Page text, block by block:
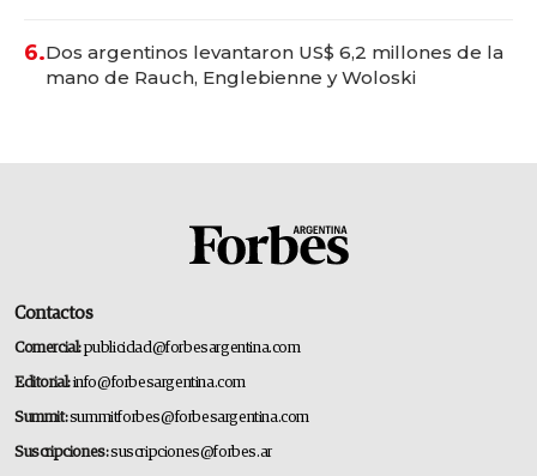
6.Dos argentinos levantaron US$ 6,2 millones de la
mano de Rauch, Englebienne y Woloski
Contactos
Comercial:publicidad@forbesargentina.com
Editorial:info@forbesargentina.com
Summit:summitforbes@forbesargentina.com
Suscripciones:suscripciones@forbes.ar